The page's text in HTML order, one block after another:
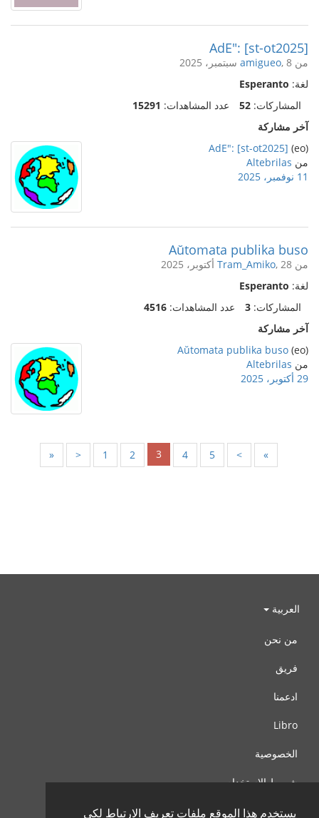
يستخدم هذا الموقع ملفات تعريف الارتباط لكي
AdE": [st-ot2025]
من amigueo, 8 سبتمبر، 2025
لغة: Esperanto
المشاركات: 52 عدد المشاهدات: 15291
آخر مشاركة
(eo)
AdE": [st-ot2025]
من Altebrilas
11 نوفمبر، 2025
Aŭtomata publika buso
من Tram_Amiko, 28 أكتوبر، 2025
لغة: Esperanto
المشاركات: 3 عدد المشاهدات: 4516
آخر مشاركة
(eo)
Aŭtomata publika buso
من Altebrilas
29 أكتوبر، 2025
« < 1 2 3 4 5 > »
العربية
من نحن
فريق
ادعمنا
Libro
الخصوصية
شروط الإستخدام
اتصل بنا